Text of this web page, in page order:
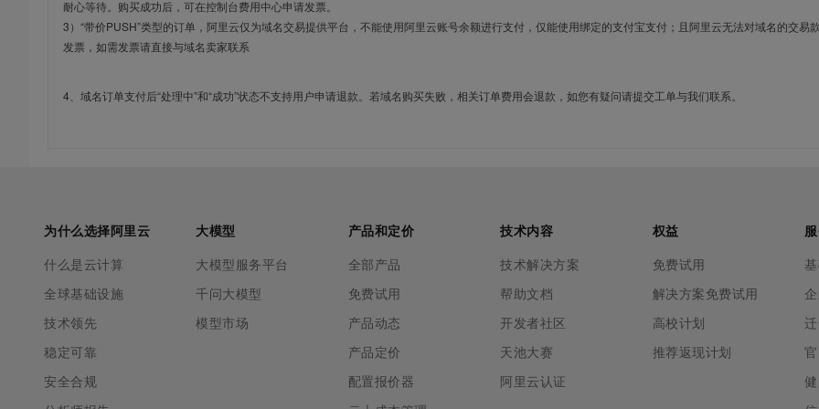
耐心等待。购买成功后，可在控制台费用中心申请发票。
3）“带价PUSH”类型的订单，阿里云仅为域名交易提供平台，不能使用阿里云账号余额进行支付，仅能使用绑定的支付宝支付；且阿里云无法对域名的交易
发票，如需发票请直接与域名卖家联系
4、域名订单支付后“处理中”和“成功”状态不支持用户申请退款。若域名购买失败，相关订单费用会退款，如您有疑问请提交工单与我们联系。